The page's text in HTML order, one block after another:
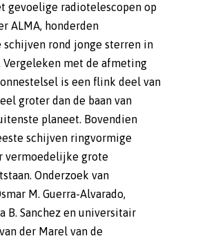
gevoelige radiotelescopen op
ALMA, honderden
rond jonge sterren in
Vergeleken met de afmeting
is een flink deel van
groter dan de baan van
planeet. Bovendien
schijven ringvormige
vermoedelijke grote
Onderzoek van
M. Guerra-Alvarado,
B. Sanchez en universitair
der Marel van de